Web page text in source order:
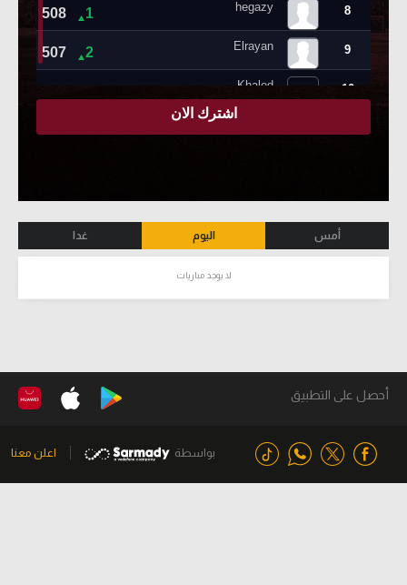
أمس اليوم غدا
لا يوجد مباريات
أحصل على التطبيق
بواسطة اعلن معنا